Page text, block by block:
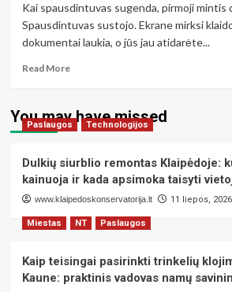
kur
skraidyti
šią
Kai spausdintuvas sugenda, pirmoji mintis
Spausdintuvas sustojo. Ekrane mirksi
dokumentai laukia, o jūs jau atidarėte...
Read MoreRead
Kodėl
spausdintuvų
Klaipėdoje
apsimoka
labiau
nei
naujo
įrenginio
skaičiai,
kurie
You may have missed
Paslaugos Technologijos
Dulkių siurblio remontas Klaipėdoje:
kainuoja ir kada apsimoka taisyti
www.klaipedoskonservatorija.lt 11 liepos, 2026
Miestas NT Paslaugos
Kaip teisingai pasirinkti trinkelių
Kaune: praktinis vadovas namų